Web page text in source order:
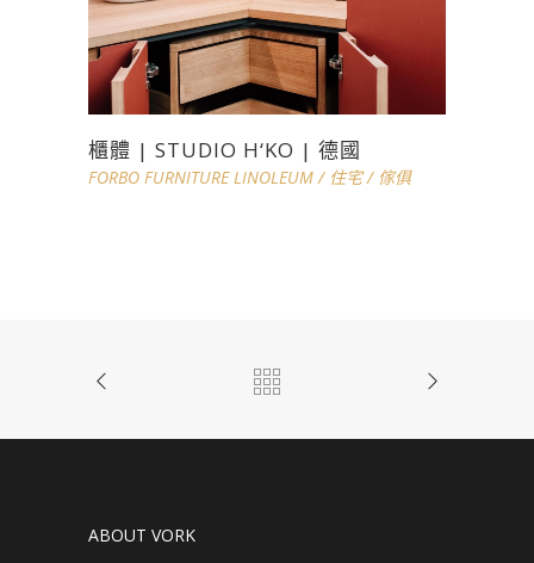
櫃體 | STUDIO H‘KO | 德國
FORBO FURNITURE LINOLEUM/ 住宅/ 傢俱
ABOUT VORK